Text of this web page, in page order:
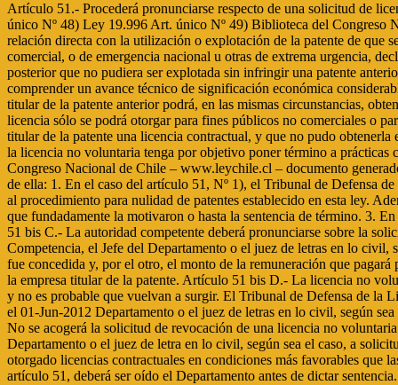
Artículo 51.- Procederá pronunciarse respecto de una solicitud de
único Nº 48) Ley 19.996 Art. único Nº 49) Biblioteca del Congreso
relación directa con la utilización o explotación de la patente de que
comercial, o de emergencia nacional u otras de extrema urgencia,
posterior que no pudiera ser explotada sin infringir una patente
comprender un avance técnico de significación económica
titular de la patente anterior podrá, en las mismas circunstancias,
licencia sólo se podrá otorgar para fines públicos no comerciales o
titular de la patente una licencia contractual, y que no pudo
la licencia no voluntaria tenga por objetivo poner término a
Congreso Nacional de Chile – www.leychile.cl – documento
de ella: 1. En el caso del artículo 51, Nº 1), el Tribunal de Defensa
al procedimiento para nulidad de patentes establecido en esta ley.
que fundadamente la motivaron o hasta la sentencia de término. 3.
51 bis C.- La autoridad competente deberá pronunciarse sobre la
Competencia, el Jefe del Departamento o el juez de letras en lo
fue concedida y, por el otro, el monto de la remuneración que
la empresa titular de la patente. Artículo 51 bis D.- La licencia no
y no es probable que vuelvan a surgir. El Tribunal de Defensa de
el 01-Jun-2012 Departamento o el juez de letras en lo civil, según
No se acogerá la solicitud de revocación de una licencia no
Departamento o el juez de letra en lo civil, según sea el caso, a
otorgado licencias contractuales en condiciones más favorables que
artículo 51, deberá ser oído el Departamento antes de dictar sentencia.